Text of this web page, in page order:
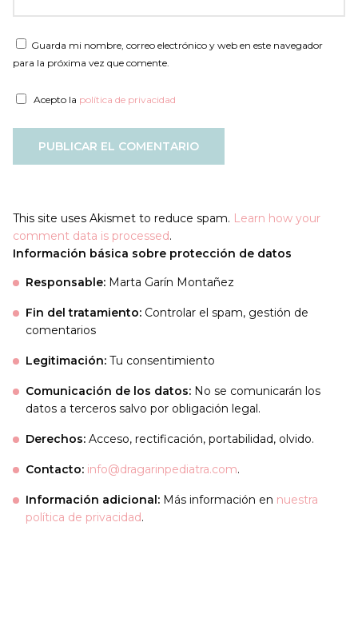
Acepto la política de privacidad
Guarda mi nombre, correo electrónico y web en este navegador
para la próxima vez que comente.
This site uses Akismet to reduce spam. Learn how your
comment data is processed.
Información básica sobre protección de datos
Responsable: Marta Garín Montañez
Fin del tratamiento: Controlar el spam, gestión de
comentarios
Legitimación: Tu consentimiento
Comunicación de los datos: No se comunicarán los
datos a terceros salvo por obligación legal.
Derechos: Acceso, rectificación, portabilidad, olvido.
Contacto: info@dragarinpediatra.com.
Información adicional: Más información en nuestra
política de privacidad.